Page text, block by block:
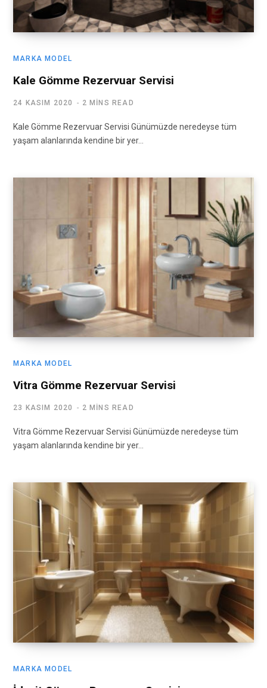
MARKA MODEL
Kale Gömme Rezervuar Servisi
24 KASIM 2020 2 MINS READ
Kale Gömme Rezervuar Servisi Günümüzde neredeyse tüm
yaşam alanlarında kendine bir yer…
MARKA MODEL
Vitra Gömme Rezervuar Servisi
23 KASIM 2020 2 MINS READ
Vitra Gömme Rezervuar Servisi Günümüzde neredeyse tüm
yaşam alanlarında kendine bir yer…
MARKA MODEL